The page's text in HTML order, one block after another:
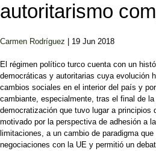
autoritarismo
Carmen Rodríguez | 19 Jun 2018
El régimen político turco cuenta con un
democráticas y autoritarias cuya evolución
cambios sociales en el interior del país y
cambiante, especialmente, tras el final de
democratización que tuvo lugar a principios
motivado por la perspectiva de adhesión a
limitaciones, a un cambio de paradigma
negociaciones con la UE y permitió un